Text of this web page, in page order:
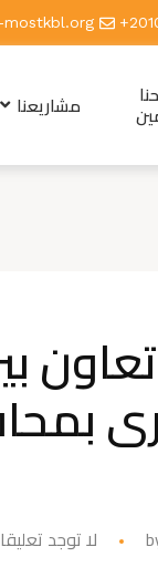
mostkbl.org
مشاريعنا
لا توجد